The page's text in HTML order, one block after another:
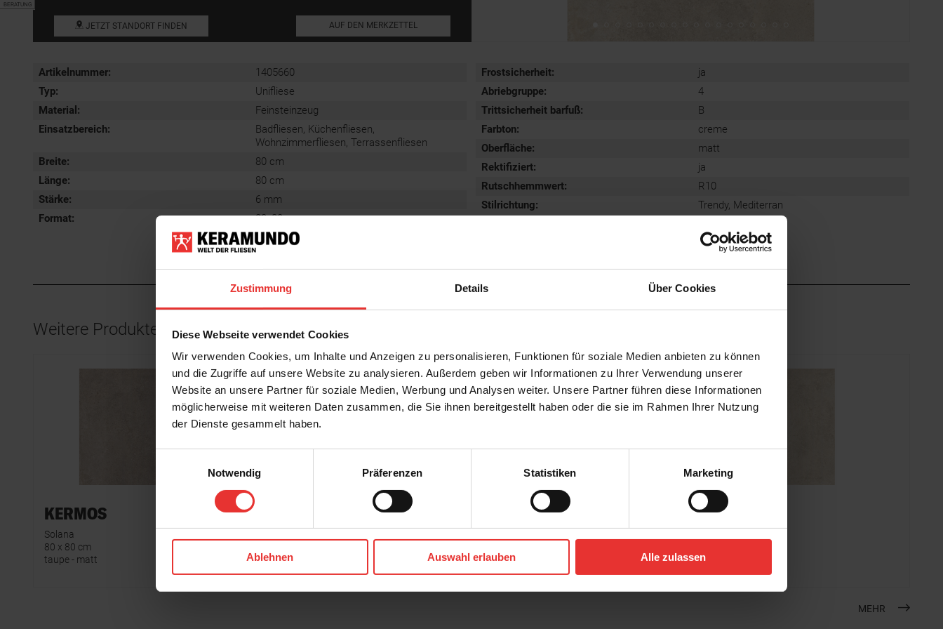
Zustimmung Details Über Cookies
Diese Webseite verwendet Cookies
Wir verwenden Cookies, um Inhalte und Anzeigen zu personalisieren, Funktionen für soziale Medien anbieten zu können
und die Zugriffe auf unsere Website zu analysieren. Außerdem geben wir Informationen zu Ihrer Verwendung unserer
Website an unsere Partner für soziale Medien, Werbung und Analysen weiter. Unsere Partner führen diese Informationen
möglicherweise mit weiteren Daten zusammen, die Sie ihnen bereitgestellt haben oder die sie im Rahmen Ihrer Nutzung
der Dienste gesammelt haben.
Notwendig
Präferenzen Statistiken Marketing
Ablehnen Auswahl erlauben Alle zulassen
JETZT STANDORT FINDEN AUF DEN MERKZETTEL
Artikelnummer:
1405660
Typ:
Unifliese
Material:
Feinsteinzeug
Einsatzbereich:
Badfliesen, Küchenfliesen,
Wohnzimmerfliesen, Terrassenfliesen
Breite:
80 cm
Länge:
80 cm
Stärke:
6 mm
Format: 80x80 cm
Frostsicherheit:
ja
Abriebgruppe:
4
Trittsicherheit barfuß:
B
Farbton:
creme
Oberfläche:
matt
Rektifiziert:
ja
Rutschhemmwert:
R10
Stilrichtung: Trendy, Mediterran
Weitere Produkte aus der Serie
KERMOS
Solana
80 x 80 cm
taupe - matt
hellgrau - matt
KERMOS
mittelgrau - matt
KERMOS
MEHR
BERATUNG